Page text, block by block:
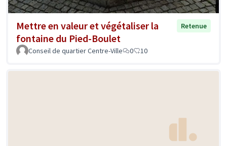
Mettre en valeur et végétaliser la
fontaine du Pied-Boulet
Retenue
Conseil de quartier Centre-Ville 0 10